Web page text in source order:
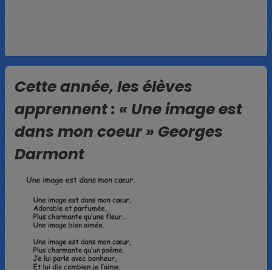
Cette année, les élèves
apprennent : « Une image est
dans mon coeur » Georges
Darmont